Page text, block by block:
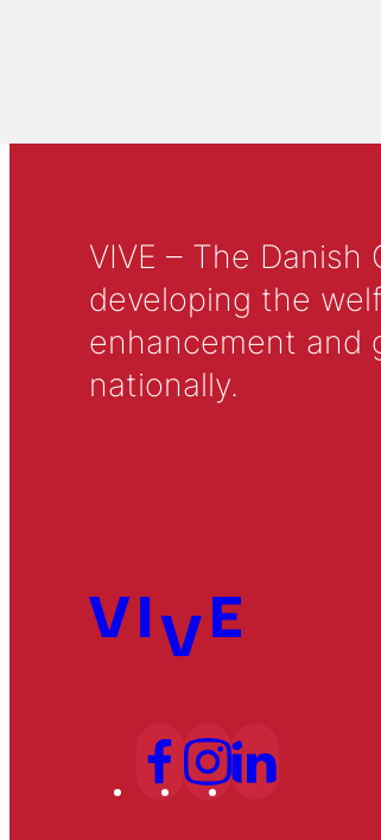
VIVE – The
developing the
enhancement and
nationally.